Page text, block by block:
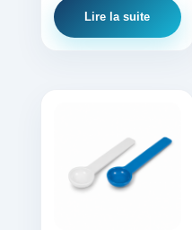
Lire la suite